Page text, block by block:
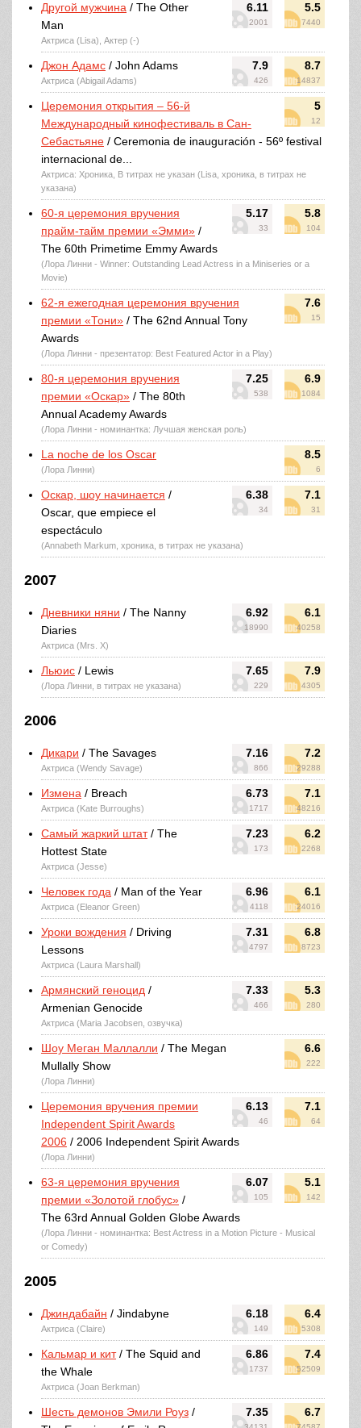
6.11
2001
5.5
7440
Другой мужчина / The Other
Man
Актриса (Lisa), Актер (-)
7.9
426
8.7
14837
Джон Адамс / John Adams
Актриса (Abigail Adams)
5
12
Церемония открытия – 56-й
Международный кинофестиваль в Сан-
Себастьяне / Ceremonia de inauguración - 56º festival
internacional de...
Актриса: Хроника, В титрах не указан (Lisa, хроника, в титрах не
указана)
5.17
33
5.8
104
60-я церемония вручения
прайм-тайм премии «Эмми» /
The 60th Primetime Emmy Awards
(Лора Линни - Winner: Outstanding Lead Actress in a Miniseries or a
Movie)
7.6
15
62-я ежегодная церемония вручения
премии «Тони» / The 62nd Annual Tony
Awards
(Лора Линни - презентатор: Best Featured Actor in a Play)
7.25
538
6.9
1084
80-я церемония вручения
премии «Оскар» / The 80th
Annual Academy Awards
(Лора Линни - номинантка: Лучшая женская роль)
8.5
6
La noche de los Oscar
(Лора Линни)
6.38
34
7.1
31
Оскар, шоу начинается /
Oscar, que empiece el
espectáculo
(Annabeth Markum, хроника, в титрах не указана)
2007
6.92
18990
6.1
40258
Дневники няни / The Nanny
Diaries
Актриса (Mrs. X)
7.65
229
7.9
4305
Льюис / Lewis
(Лора Линни, в титрах не указана)
2006
7.16
866
7.2
29288
Дикари / The Savages
Актриса (Wendy Savage)
6.73
1717
7.1
48216
Измена / Breach
Актриса (Kate Burroughs)
7.23
173
6.2
2268
Самый жаркий штат/ The
Hottest State
Актриса (Jesse)
6.96
4118
6.1
24016
Человек года / Man of the Year
Актриса (Eleanor Green)
7.31
4797
6.8
8723
Уроки вождения / Driving
Lessons
Актриса (Laura Marshall)
7.33
466
5.3
280
Армянский геноцид /
Armenian Genocide
Актриса (Maria Jacobsen, озвучка)
6.6
222
Шоу Меган Маллалли / The Megan
Mullally Show
(Лора Линни)
6.13
46
7.1
64
Церемония вручения премии
Independent Spirit Awards
2006 / 2006 Independent Spirit Awards
(Лора Линни)
6.07
105
5.1
142
63-я церемония вручения
премии «Золотой глобус» /
The 63rd Annual Golden Globe Awards
(Лора Линни - номинантка: Best Actress in a Motion Picture - Musical
or Comedy)
2005
6.18
149
6.4
5308
Джиндабайн / Jindabyne
Актриса (Claire)
6.86
1737
7.4
52509
Кальмар и кит/ The Squid and
the Whale
Актриса (Joan Berkman)
7.35 6.7
Шесть демонов Эмили Роуз /